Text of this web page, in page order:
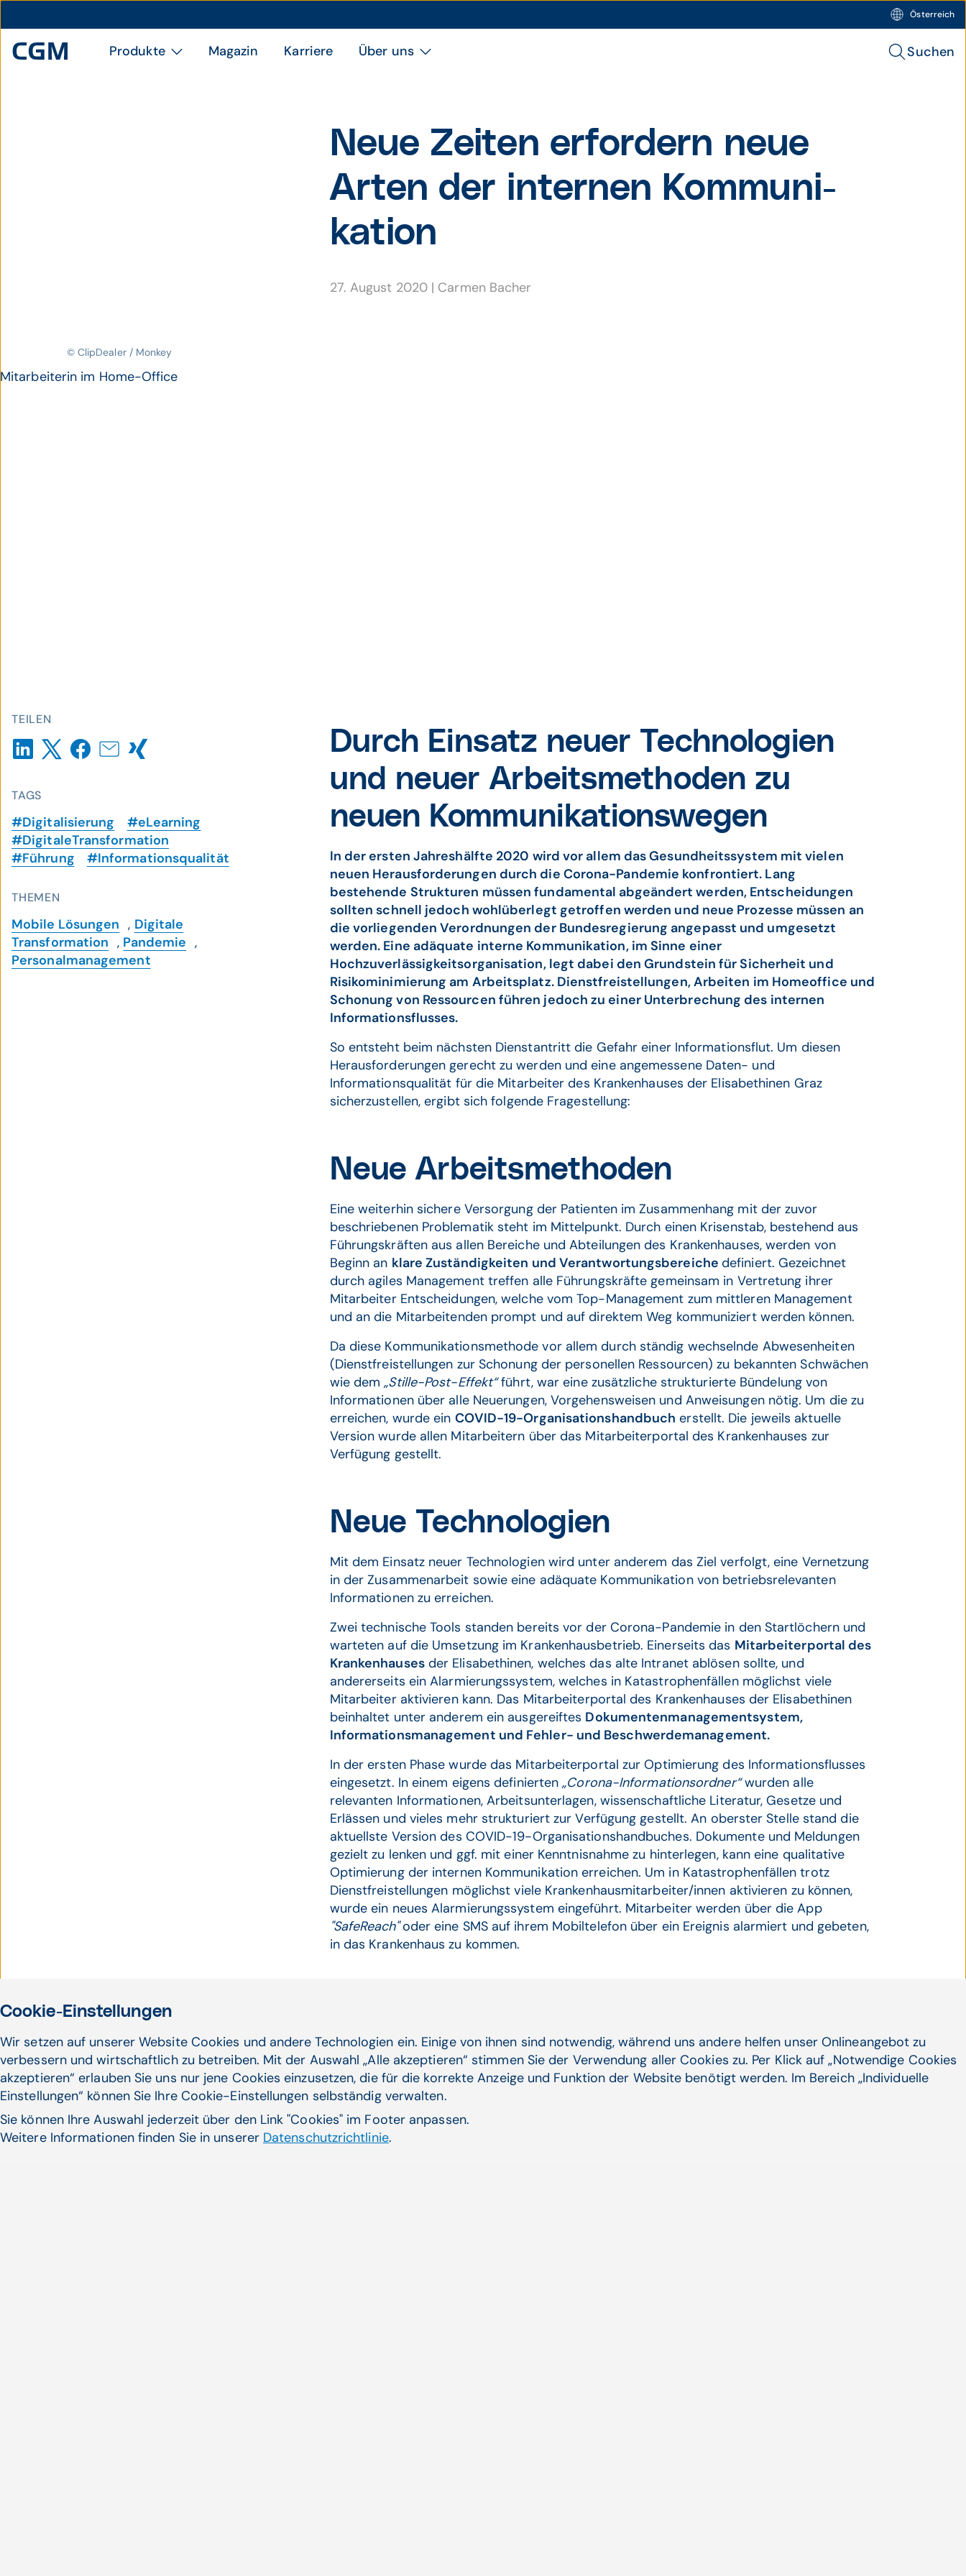
Österreich
Produkte Magazin Karriere Über uns Suchen
Neue Zeiten erfordern neue
Arten der internen Kom­muni­
kation
27. August 2020 | Carmen Bacher
© ClipDealer / Monkey
Mitarbeiterin im Home-Office
TEILEN
TAGS
#Digitalisierung
#eLearning
#DigitaleTransformation
#Führung
#Informationsqualität
THEMEN
Mobile Lösungen , Digitale
Transformation , Pandemie ,
Personalmanagement
Durch Einsatz neuer Technologien
und neuer Arbeitsmethoden zu
neuen Kommunikationswegen
In der ersten Jahreshälfte 2020 wird vor allem das Gesundheitssystem mit vielen
neuen Herausforderungen durch die Corona-Pandemie konfrontiert. Lang
bestehende Strukturen müssen fundamental abgeändert werden, Entscheidungen
sollten schnell jedoch wohlüberlegt getroffen werden und neue Prozesse müssen an
die vorliegenden Verordnungen der Bundesregierung angepasst und umgesetzt
werden. Eine adäquate interne Kommunikation, im Sinne einer
Hochzuverlässigkeitsorganisation, legt dabei den Grundstein für Sicherheit und
Risikominimierung am Arbeitsplatz. Dienstfreistellungen, Arbeiten im Homeoffice und
Schonung von Ressourcen führen jedoch zu einer Unterbrechung des internen
Informationsflusses.
So entsteht beim nächsten Dienstantritt die Gefahr einer Informationsflut. Um diesen
Herausforderungen gerecht zu werden und eine angemessene Daten- und
Informationsqualität für die Mitarbeiter des Krankenhauses der Elisabethinen Graz
sicherzustellen, ergibt sich folgende Fragestellung:
Neue Arbeitsmethoden
Eine weiterhin sichere Versorgung der Patienten im Zusammenhang mit der zuvor
beschriebenen Problematik steht im Mittelpunkt. Durch einen Krisenstab, bestehend aus
Führungskräften aus allen Bereiche und Abteilungen des Krankenhauses, werden von
Beginn an klare Zuständigkeiten und Verantwortungsbereiche definiert. Gezeichnet
durch agiles Management treffen alle Führungskräfte gemeinsam in Vertretung ihrer
Mitarbeiter Entscheidungen, welche vom Top-Management zum mittleren Management
und an die Mitarbeitenden prompt und auf direktem Weg kommuniziert werden können.
Da diese Kommunikationsmethode vor allem durch ständig wechselnde Abwesenheiten
(Dienstfreistellungen zur Schonung der personellen Ressourcen) zu bekannten Schwächen
wie dem„Stille-Post-Effekt“führt, war eine zusätzliche strukturierte Bündelung von
Informationen über alle Neuerungen, Vorgehensweisen und Anweisungen nötig. Um die zu
erreichen, wurde ein COVID-19-Organisationshandbuch erstellt. Die jeweils aktuelle
Version wurde allen Mitarbeitern über das Mitarbeiterportal des Krankenhauses zur
Verfügung gestellt.
Neue Technologien
Mit dem Einsatz neuer Technologien wird unter anderem das Ziel verfolgt, eine Vernetzung
in der Zusammenarbeit sowie eine adäquate Kommunikation von betriebsrelevanten
Informationen zu erreichen.
Zwei technische Tools standen bereits vor der Corona-Pandemie in den Startlöchern und
warteten auf die Umsetzung im Krankenhausbetrieb. Einerseits das Mitarbeiterportal des
Krankenhausesder Elisabethinen, welches das alte Intranet ablösen sollte, und
andererseits ein Alarmierungssystem, welches in Katastrophenfällen möglichst viele
Mitarbeiter aktivieren kann. Das Mitarbeiterportal des Krankenhauses der Elisabethinen
beinhaltet unter anderem ein ausgereiftes Dokumentenmanagementsystem,
Informationsmanagement und Fehler- und Beschwerdemanagement.
In der ersten Phase wurde das Mitarbeiterportal zur Optimierung des Informationsflusses
eingesetzt. In einem eigens definierten„Corona-Informationsordner“wurden alle
relevanten Informationen, Arbeitsunterlagen, wissenschaftliche Literatur, Gesetze und
Erlässen und vieles mehr strukturiert zur Verfügung gestellt. An oberster Stelle stand die
aktuellste Version des COVID-19-Organisationshandbuches. Dokumente und Meldungen
gezielt zu lenken und ggf. mit einer Kenntnisnahme zu hinterlegen, kann eine qualitative
Optimierung der internen Kommunikation erreichen. Um in Katastrophenfällen trotz
Dienstfreistellungen möglichst viele Krankenhausmitarbeiter/innen aktivieren zu können,
wurde ein neues Alarmierungssystem eingeführt. Mitarbeiter werden über die App
"SafeReach"oder eine SMS auf ihrem Mobiltelefon über ein Ereignis alarmiert und gebeten,
in das Krankenhaus zu kommen.
Wie anfangs erwähnt, führen Faktoren wie zum Beispiel Dienstfreistellungen zu einer
Unterbrechung des Informationsflusses im Krankenhaus. Eine Möglichkeit, diesem Problem
entgegenzuwirken, ist die Bereitstellung des Mitarbeiterportales für die Mitarbeiter zu
Hause. Somit kann eine Zentralisierung der internen Kommunikation auf eine Plattform
reduziert werden und eine Informationsflut über mehrere Medien wie e-Mail oder
Nachrichtengruppen, wie z.B. WhatsApp, vermieden werden. Unumgänglich ist eine
Cookie-Einstellungen
Wir setzen auf unserer Website Cookies und andere Technologien ein. Einige von ihnen sind notwendig, während uns andere helfen unser Onlineangebot zu
verbessern und wirtschaftlich zu betreiben. Mit der Auswahl „Alle akzeptieren“ stimmen Sie der Verwendung aller Cookies zu. Per Klick auf „Notwendige Cookies
akzeptieren“ erlauben Sie uns nur jene Cookies einzusetzen, die für die korrekte Anzeige und Funktion der Website benötigt werden. Im Bereich „Individuelle
Einstellungen“ können Sie Ihre Cookie-Einstellungen selbständig verwalten.
Sie können Ihre Auswahl jederzeit über den Link "Cookies" im Footer anpassen.
Weitere Informationen finden Sie in unserer Datenschutzrichtlinie.